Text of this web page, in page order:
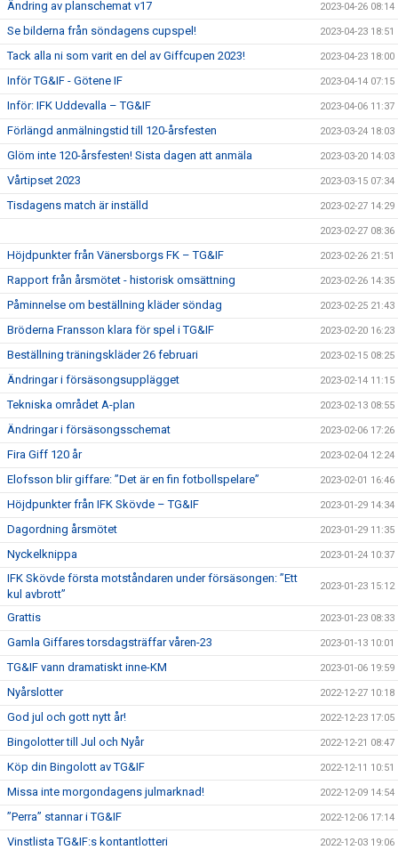
Ändring av planschemat v17 2023-04-26 08:14
Se bilderna från söndagens cupspel! 2023-04-23 18:51
Tack alla ni som varit en del av Giffcupen 2023! 2023-04-23 18:00
Inför TG&IF - Götene IF 2023-04-14 07:15
Inför: IFK Uddevalla – TG&IF 2023-04-06 11:37
Förlängd anmälningstid till 120-årsfesten 2023-03-24 18:03
Glöm inte 120-årsfesten! Sista dagen att anmäla 2023-03-20 14:03
Vårtipset 2023 2023-03-15 07:34
Tisdagens match är inställd 2023-02-27 14:29
2023-02-27 08:36
Höjdpunkter från Vänersborgs FK – TG&IF 2023-02-26 21:51
Rapport från årsmötet - historisk omsättning 2023-02-26 14:35
Påminnelse om beställning kläder söndag 2023-02-25 21:43
Bröderna Fransson klara för spel i TG&IF 2023-02-20 16:23
Beställning träningskläder 26 februari 2023-02-15 08:25
Ändringar i försäsongsupplägget 2023-02-14 11:15
Tekniska området A-plan 2023-02-13 08:55
Ändringar i försäsongsschemat 2023-02-06 17:26
Fira Giff 120 år 2023-02-04 12:24
Elofsson blir giffare: ”Det är en fin fotbollspelare” 2023-02-01 16:46
Höjdpunkter från IFK Skövde – TG&IF 2023-01-29 14:34
Dagordning årsmötet 2023-01-29 11:35
Nyckelknippa 2023-01-24 10:37
IFK Skövde första motståndaren under försäsongen: ”Ett
kul avbrott”
2023-01-23 15:12
Grattis 2023-01-23 08:33
Gamla Giffares torsdagsträffar våren-23 2023-01-13 10:01
TG&IF vann dramatiskt inne-KM 2023-01-06 19:59
Nyårslotter 2022-12-27 10:18
God jul och gott nytt år! 2022-12-23 17:05
Bingolotter till Jul och Nyår 2022-12-21 08:47
Köp din Bingolott av TG&IF 2022-12-11 10:51
Missa inte morgondagens julmarknad! 2022-12-09 14:54
”Perra” stannar i TG&IF 2022-12-06 17:14
Vinstlista TG&IF:s kontantlotteri 2022-12-03 19:06